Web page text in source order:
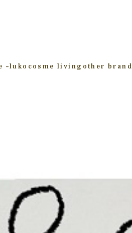
–luko cosme living other brand